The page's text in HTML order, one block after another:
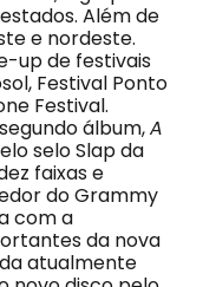
Além de
e nordeste.
up de festivais
Festival Ponto
Festival.
álbum,A
selo Slap da
faixas e
do Grammy
com a
da nova
atualmente